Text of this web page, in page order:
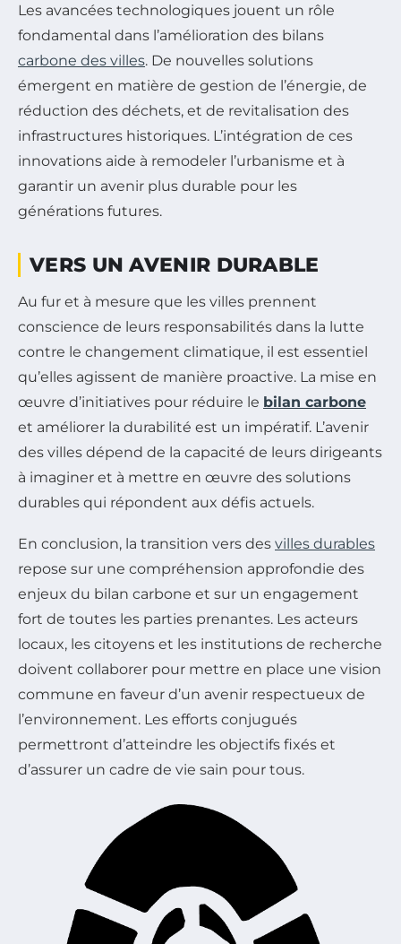
Les avancées technologiques jouent un rôle
fondamental dans l’amélioration des bilans
carbone des villes. De nouvelles solutions
émergent en matière de gestion de l’énergie, de
réduction des déchets, et de revitalisation des
infrastructures historiques. L’intégration de ces
innovations aide à remodeler l’urbanisme et à
garantir un avenir plus durable pour les
générations futures.
VERS UN AVENIR DURABLE
Au fur et à mesure que les villes prennent
conscience de leurs responsabilités dans la lutte
contre le changement climatique, il est essentiel
qu’elles agissent de manière proactive. La mise en
œuvre d’initiatives pour réduire le bilan carbone
et améliorer la durabilité est un impératif. L’avenir
des villes dépend de la capacité de leurs dirigeants
à imaginer et à mettre en œuvre des solutions
durables qui répondent aux défis actuels.
En conclusion, la transition vers des villes durables
repose sur une compréhension approfondie des
enjeux du bilan carbone et sur un engagement
fort de toutes les parties prenantes. Les acteurs
locaux, les citoyens et les institutions de recherche
doivent collaborer pour mettre en place une vision
commune en faveur d’un avenir respectueux de
l’environnement. Les efforts conjugués
permettront d’atteindre les objectifs fixés et
d’assurer un cadre de vie sain pour tous.